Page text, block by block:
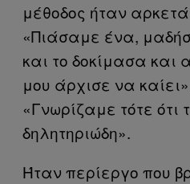
μέθοδος ήταν αρκετά
«Πιάσαμε ένα,
και το δοκίμασα και
μου άρχισε να
«Γνωρίζαμε τότε ότι
δηλητηριώδη».
Ήταν περίεργο που